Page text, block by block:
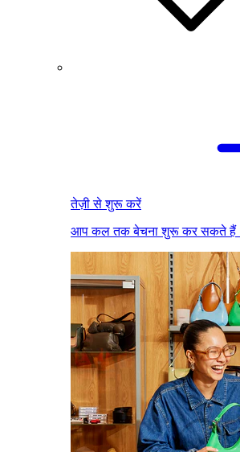
तेज़ी से शुरू करें
आप कल तक बेचना शुरू कर सकते